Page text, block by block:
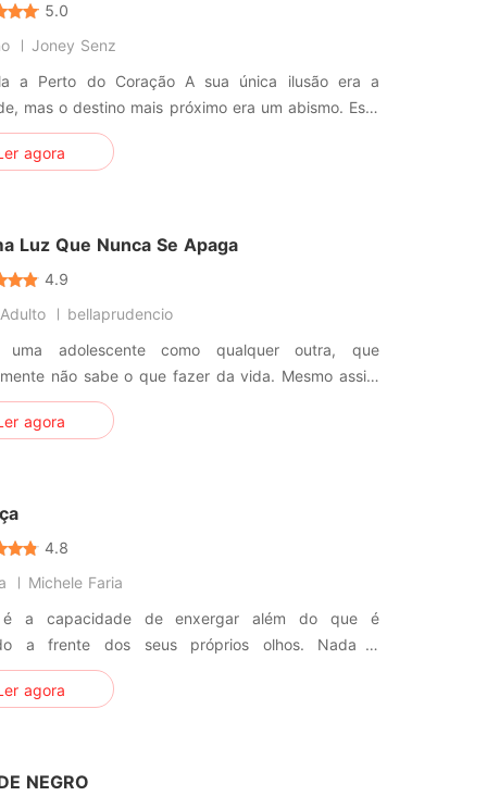
5.0
Joney Senz
do Coração A sua única ilusão era a
mas o destino mais próximo era um abismo. Este
de Mason, um adolescente com memórias e
que o impedem de viver em paz, ele tenta fazer
agora
Luz Que Nunca Se Apaga
4.9
bellaprudencio
adolescente como qualquer outra, que
não sabe o que fazer da vida. Mesmo assim
inteira está uma bagunça sem fim, ela não sabe
e é na noite de natal, que tinha tudo para dar
agora
4.8
Michele Faria
é a capacidade de enxergar além do que é
a frente dos seus próprios olhos. Nada é
mal, muito menos totalmente bom. E aquilo que
pode ter deixado descendentes...
agora
NEGRO